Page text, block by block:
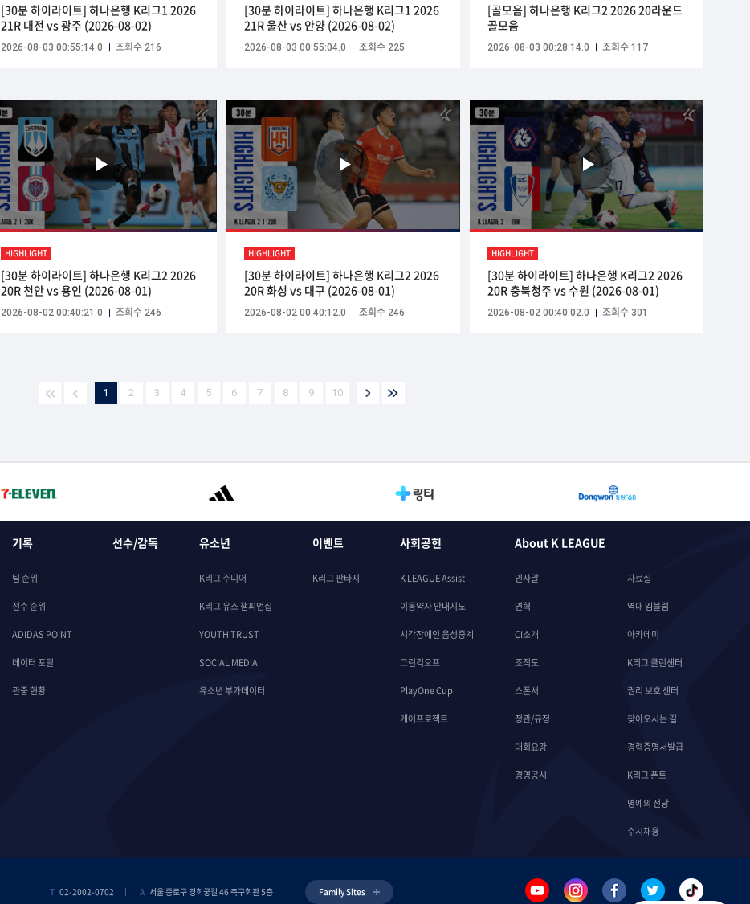
[30분 하이라이트] 하나은행 K리그1 2026
21R 대전 vs 광주 (2026-08-02)
2026-08-03 00:55:14.0 조회수 216
[30분 하이라이트] 하나은행 K리그1 2026
21R 울산 vs 안양 (2026-08-02)
2026-08-03 00:55:04.0 조회수 225
[골모음] 하나은행 K리그2 2026 20라운드
골모음
2026-08-03 00:28:14.0 조회수 117
HIGHLIGHT
[30분 하이라이트] 하나은행 K리그2 2026
20R 천안 vs 용인 (2026-08-01)
2026-08-02 00:40:21.0 조회수 246
HIGHLIGHT
[30분 하이라이트] 하나은행 K리그2 2026
20R 화성 vs 대구 (2026-08-01)
2026-08-02 00:40:12.0 조회수 246
HIGHLIGHT
[30분 하이라이트] 하나은행 K리그2 2026
20R 충북청주 vs 수원 (2026-08-01)
2026-08-02 00:40:02.0 조회수 301
1 2 3 4 5 6 7 8 9 10
기록
팀 순위
선수 순위
ADIDAS POINT
데이터 포털
관중 현황
선수/감독 유소년
K리그 주니어
K리그 유스 챔피언십
YOUTH TRUST
SOCIAL MEDIA
유소년 부가데이터
이벤트
K리그 판타지
사회공헌
K LEAGUE Assist
이동약자 안내지도
시각장애인 음성중계
그린킥오프
PlayOne Cup
케어프로젝트
About K LEAGUE
인사말
연혁
CI소개
조직도
스폰서
정관/규정
대회요강
경영공시
자료실
역대 엠블럼
아카데미
K리그 클린센터
권리 보호 센터
찾아오시는 길
경력증명서발급
K리그 폰트
명예의 전당
수시채용
T 02-2002-0702 A 서울 종로구 경희궁길 46 축구회관 5층 Family Sites